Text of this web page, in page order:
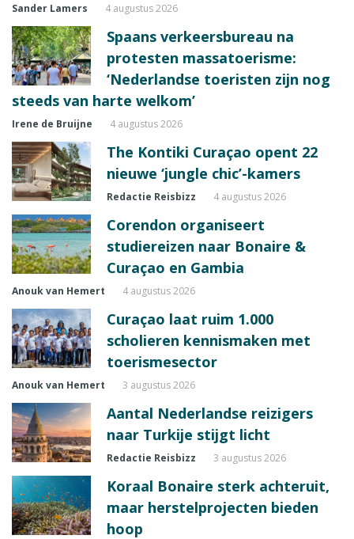
Sander Lamers 4 augustus 2026
Spaans verkeersbureau na
protesten massatoerisme:
‘Nederlandse toeristen zijn nog
steeds van harte welkom’
Irene de Bruijne 4 augustus 2026
The Kontiki Curaçao opent 22
nieuwe ‘jungle chic’-kamers
Redactie Reisbizz 4 augustus 2026
Corendon organiseert
studiereizen naar Bonaire &
Curaçao en Gambia
Anouk van Hemert 4 augustus 2026
Curaçao laat ruim 1.000
scholieren kennismaken met
toerismesector
Anouk van Hemert 3 augustus 2026
Aantal Nederlandse reizigers
naar Turkije stijgt licht
Redactie Reisbizz 3 augustus 2026
Koraal Bonaire sterk achteruit,
maar herstelprojecten bieden
hoop